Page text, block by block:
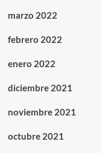
marzo 2022
febrero 2022
enero 2022
diciembre 2021
noviembre 2021
octubre 2021